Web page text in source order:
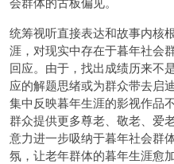
统筹视听直接表达和故事内核
涯，对现实中存在于暮年社会
回应。由于，找出成绩历来不
应的解题思绪或为群众带去启
集中反映暮年生涯的影视作品
群众提供更多尊老、敬老、爱
意力进一步吸纳于暮年社会群
氛，让老年群体的暮年生涯愈